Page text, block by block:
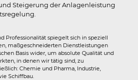
Steigerung der Anlagenleistung
Professionalität spiegelt sich in speziell
maßgeschneiderten Dienstleistungen
Basis wider, um absolute Qualität und
in denen wir tätig sind, zu
Chemie und Pharma, Industrie,
Schiffbau.